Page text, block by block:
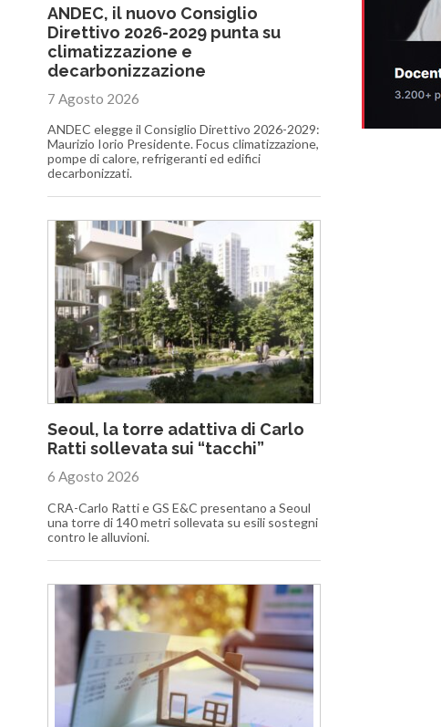
ANDEC, il nuovo Consiglio
Direttivo 2026-2029 punta su
climatizzazione e
decarbonizzazione
7 Agosto 2026
ANDEC elegge il Consiglio Direttivo 2026-2029:
Maurizio Iorio Presidente. Focus climatizzazione,
pompe di calore, refrigeranti ed edifici
decarbonizzati.
Seoul, la torre adattiva di Carlo
Ratti sollevata sui “tacchi”
6 Agosto 2026
CRA-Carlo Ratti e GS E&C presentano a Seoul
una torre di 140 metri sollevata su esili sostegni
contro le alluvioni.